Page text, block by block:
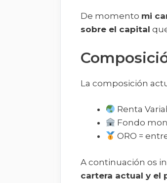
De momento mi
sobre el capital
La composición
Renta
Fondo
ORO =
A continuación os
cartera actual y el